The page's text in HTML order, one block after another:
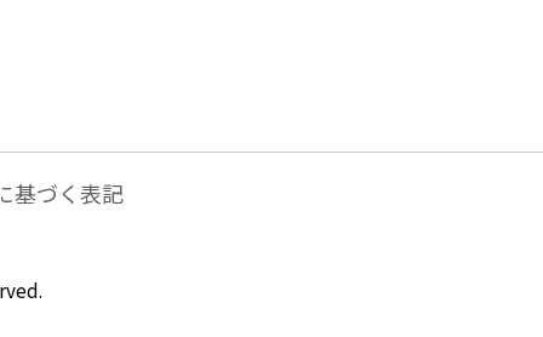
基づく表記